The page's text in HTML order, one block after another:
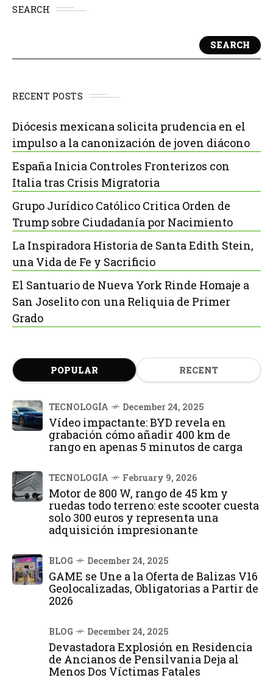
SEARCH
SEARCH
RECENT POSTS
Diócesis mexicana solicita prudencia en el
impulso a la canonización de joven diácono
España Inicia Controles Fronterizos con
Italia tras Crisis Migratoria
Grupo Jurídico Católico Critica Orden de
Trump sobre Ciudadanía por Nacimiento
La Inspiradora Historia de Santa Edith Stein,
una Vida de Fe y Sacrificio
El Santuario de Nueva York Rinde Homaje a
San Joselito con una Reliquia de Primer
Grado
POPULAR RECENT
TECNOLOGÍA December 24, 2025
Vídeo impactante: BYD revela en
grabación cómo añadir 400 km de
rango en apenas 5 minutos de carga
TECNOLOGÍA February 9, 2026
Motor de 800 W, rango de 45 km y
ruedas todo terreno: este scooter cuesta
solo 300 euros y representa una
adquisición impresionante
BLOG December 24, 2025
GAME se Une a la Oferta de Balizas V16
Geolocalizadas, Obligatorias a Partir de
2026
BLOG December 24, 2025
Devastadora Explosión en Residencia
de Ancianos de Pensilvania Deja al
Menos Dos Víctimas Fatales